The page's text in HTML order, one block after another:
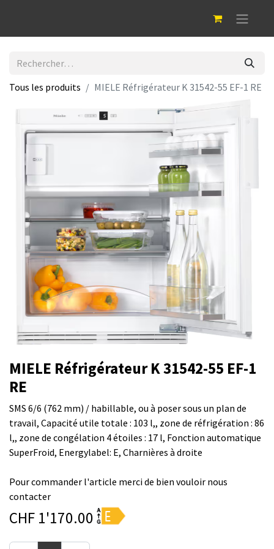
Tous les produits MIELE Réfrigérateur K 31542-55 EF-1 RE
MIELE Réfrigérateur K 31542-55 EF-1
RE
SMS 6/6 (762 mm) / habillable, ou à poser sous un plan de
travail, Capacité utile totale : 103 l,, zone de réfrigération : 86
l,, zone de congélation 4 étoiles : 17 l, Fonction automatique
SuperFroid, Energylabel: E, Charnières à droite
Pour commander l'article merci de bien vouloir nous
contacter
CHF 1'170.00